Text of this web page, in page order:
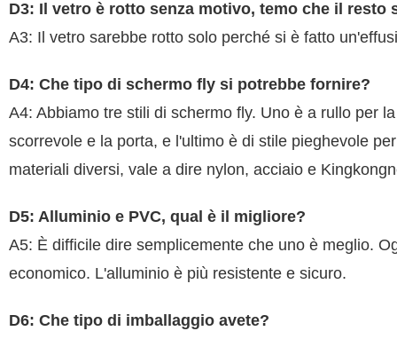
D3: Il vetro è rotto senza motivo, temo che il resto
A3: Il vetro sarebbe rotto solo perché si è fatto
D4: Che tipo di schermo fly si potrebbe fornire?
A4: Abbiamo tre stili di schermo fly. Uno è a rullo per
scorrevole e la porta, e l'ultimo è di stile pieghevole
materiali diversi, vale a dire nylon, acciaio e
D5: Alluminio e PVC, qual è il migliore?
A5: È difficile dire semplicemente che uno è meglio.
economico. L'alluminio è più resistente e sicuro.
D6: Che tipo di imballaggio avete?